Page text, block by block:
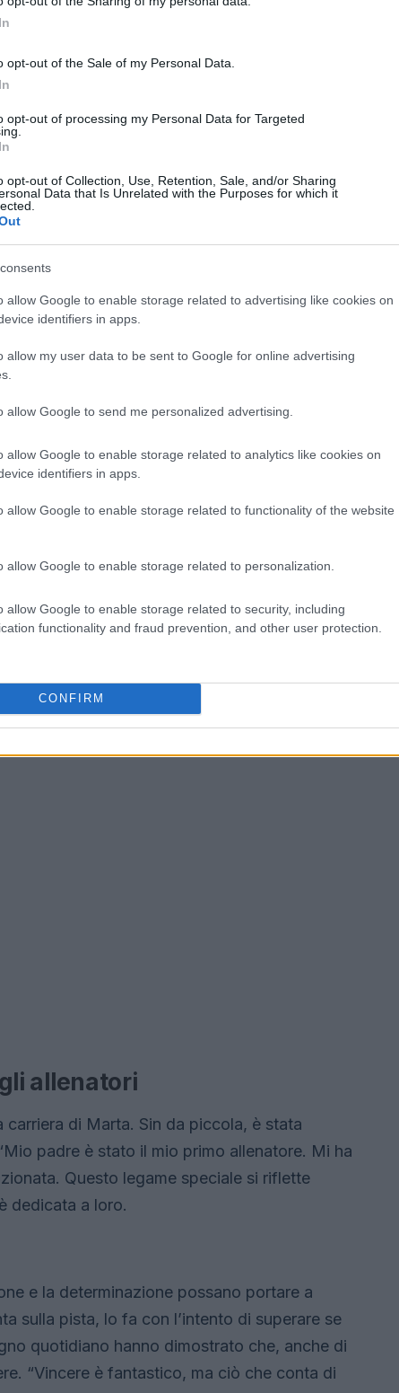
opt-out of the Sale of my Personal Data.
opt-out of processing my Personal Data for Targeted
opt-out of Collection, Use, Retention, Sale, and/or Sharing
Data that Is Unrelated with the Purposes for which it
allow Google to enable storage related to advertising like cookies on
identifiers in apps.
allow my user data to be sent to Google for online advertising
allow Google to send me personalized advertising.
allow Google to enable storage related to analytics like cookies on
identifiers in apps.
allow Google to enable storage related to functionality of the website
allow Google to enable storage related to personalization.
allow Google to enable storage related to security, including
functionality and fraud prevention, and other user protection.
CONFIRM
si è affermata come una delle atlete più
invernali. Originaria di Cuneo, in Piemonte, ha
è stato solo negli ultimi anni che ha
soprattutto, dei media. Con un palmarès che
e una costante presenza sul podio della
della nuova generazione di atleti
prova anche i campioni più esperti. Per una
Ogni gara diventa un evento in cui non
contro le aspettative. “È un mix di
“Sento il peso dei tifosi e della mia famiglia,
in motivazione”.
diverse strategie. La meditazione e la
per mantenere la calma prima delle
ogni curva, ogni salto. Questo mi aiuta a
il supporto della sua squadra e dei suoi
avere un team affiatato significa avere più
allenatori
di Marta. Sin da piccola, è stata
padre è stato il mio primo allenatore. Mi ha
Questo legame speciale si riflette
dedicata a loro.
e la determinazione possano portare a
sulla pista, lo fa con l’intento di superare se
quotidiano hanno dimostrato che, anche di
“Vincere è fantastico, ma ciò che conta di